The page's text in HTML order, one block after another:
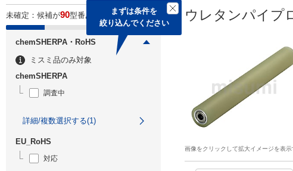
まずは条件を
絞り込んでください
未確定：候補が90型番あります。
chemSHERPA・RoHS
ミスミ品のみ対象
chemSHERPA
調査中
詳細/複数選択する(1)
EU_RoHS
対応
ウレタンパイプ
画像をクリックして拡大イメージを表示